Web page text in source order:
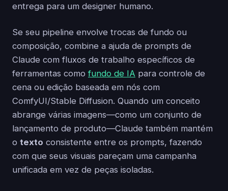
entrega para um designer humano.
Se seu pipeline envolve trocas de fundo ou
composição, combine a ajuda de prompts de
Claude com fluxos de trabalho específicos de
ferramentas comofundo de IA para controle de
cena ou edição baseada em nós com
ComfyUI/Stable Diffusion. Quando um conceito
abrange várias imagens—como um conjunto de
lançamento de produto—Claude também mantém
o texto consistente entre os prompts, fazendo
com que seus visuais pareçam uma campanha
unificada em vez de peças isoladas.